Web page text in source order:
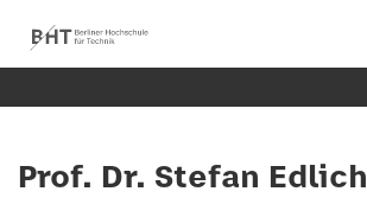
Prof. Dr. Stefan Edlich